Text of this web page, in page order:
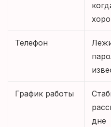
Телефон
График работы
дне